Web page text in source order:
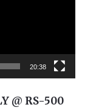
20:38
@ RS-500